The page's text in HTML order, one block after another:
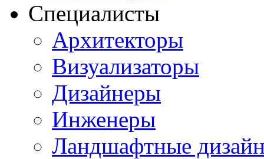
Специалисты
Архитекторы
Визуализаторы
Дизайнеры
Инженеры
Ландшафтные